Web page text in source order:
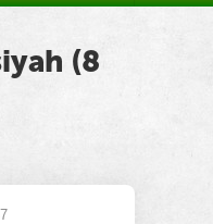
(8